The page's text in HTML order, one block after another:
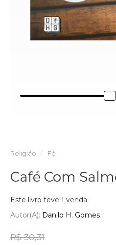
Religião Fé
Café Com
Este livro teve 1 venda
Autor(a): Danilo H. Gomes
R$ 30,31